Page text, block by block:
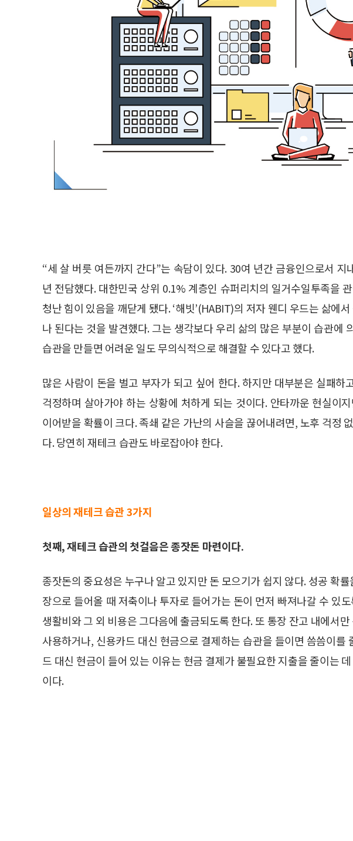
“세 살 버릇 여든까지 간다”는 속담이 있다. 30여 년간 금융인으로서
년 전담했다. 대한민국 상위 0.1% 계층인 슈퍼리치의 일거수일투족을
청난 힘이 있음을 깨닫게 됐다. ‘해빗’(HABIT)의 저자 웬디 우드는 삶에
나 된다는 것을 발견했다. 그는 생각보다 우리 삶의 많은 부분이 습관에
습관을 만들면 어려운 일도 무의식적으로 해결할 수 있다고 했다.
많은 사람이 돈을 벌고 부자가 되고 싶어 한다. 하지만 대부분은 실패하
걱정하며 살아가야 하는 상황에 처하게 되는 것이다. 안타까운 현실이
이어받을 확률이 크다. 족쇄 같은 가난의 사슬을 끊어내려면, 노후 걱정
다. 당연히 재테크 습관도 바로잡아야 한다.
일상의 재테크 습관 3가지
첫째, 재테크 습관의 첫걸음은 종잣돈 마련이다.
종잣돈의 중요성은 누구나 알고 있지만 돈 모으기가 쉽지 않다. 성공 확
장으로 들어올 때 저축이나 투자로 들어가는 돈이 먼저 빠져나갈 수 있
생활비와 그 외 비용은 그다음에 출금되도록 한다. 또 통장 잔고 내에서
사용하거나, 신용카드 대신 현금으로 결제하는 습관을 들이면 씀씀이를
드 대신 현금이 들어 있는 이유는 현금 결제가 불필요한 지출을 줄이는
이다.